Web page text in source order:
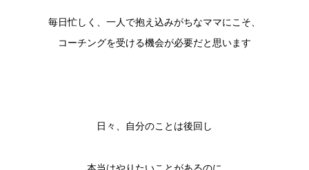
毎日忙しく、一人で抱え込みがちなママにこそ、
コーチングを受ける機会が必要だと思います
日々、自分のことは後回し